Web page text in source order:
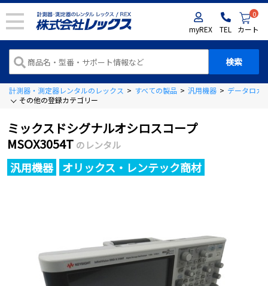
myREX TEL
0
カート
計測器・測定器レンタルのレックス > すべての製品 > 汎用機器 > データロガ
その他の登録カテゴリー
ミックスドシグナルオシロスコープ
MSOX3054T のレンタル
汎用機器 オリックス・レンテック商材